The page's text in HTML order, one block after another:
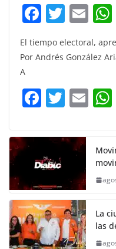
F
c
b
o
k
T
w
itt
E
m
ai
El tiempo electoral,
Por Andrés González
A
F
c
e
b
o
o
k
T
itt
er
E
La
las